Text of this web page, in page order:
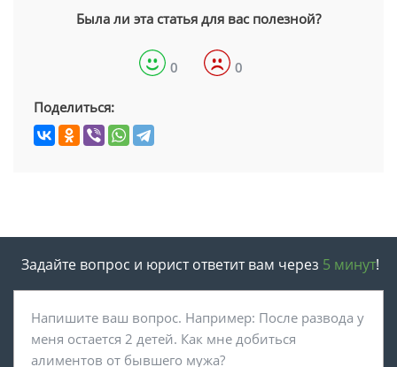
Была ли эта статья для вас полезной?
0 0
Поделиться:
Задайте вопрос и юрист ответит вам через 5 минут!